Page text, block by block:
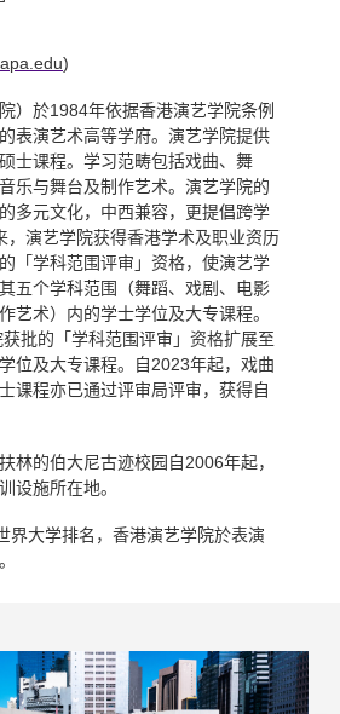
)
）於1984年依据香港演艺学院条例
表演艺术高等学府。演艺学院提供
士课程。学习范畴包括戏曲、舞
乐与舞台及制作艺术。演艺学院的
多元文化，中西兼容，更提倡跨学
，演艺学院获得香港学术及职业资历
「学科范围评审」资格，使演艺学
五个学科范围（舞蹈、戏剧、电影
艺术）内的学士学位及大专课程。
批的「学科范围评审」资格扩展至
位及大专课程。自2023年起，戏曲
课程亦已通过评审局评审，获得自
林的伯大尼古迹校园自2006年起，
设施所在地。
界大学排名，香港演艺学院於表演